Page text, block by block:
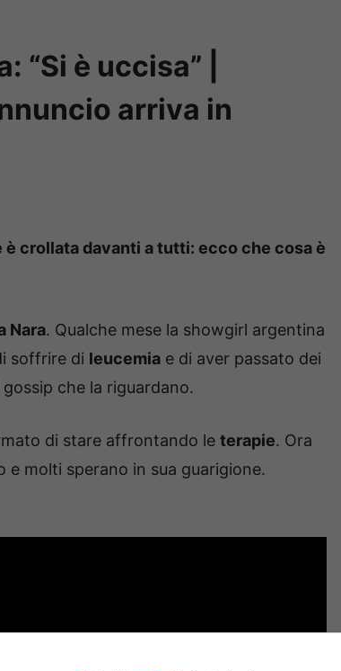
“Si è uccisa” |
arriva in
crollata davanti a tutti: ecco che cosa è
Nara. Qualche mese la showgirl argentina
soffrire di leucemia e di aver passato dei
che la riguardano.
di stare affrontando le terapie. Ora
e molti sperano in sua guarigione.